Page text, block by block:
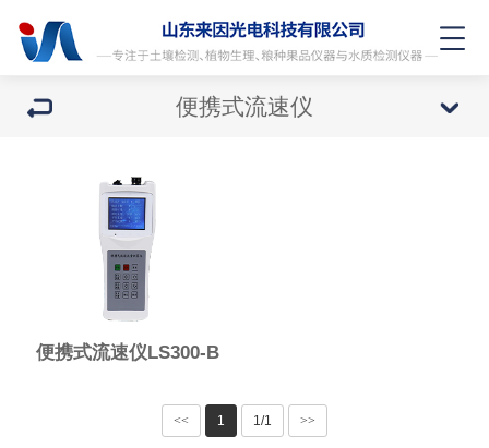
便携式流速仪
便携式流速仪LS300-B
<< 1 1/1 >>